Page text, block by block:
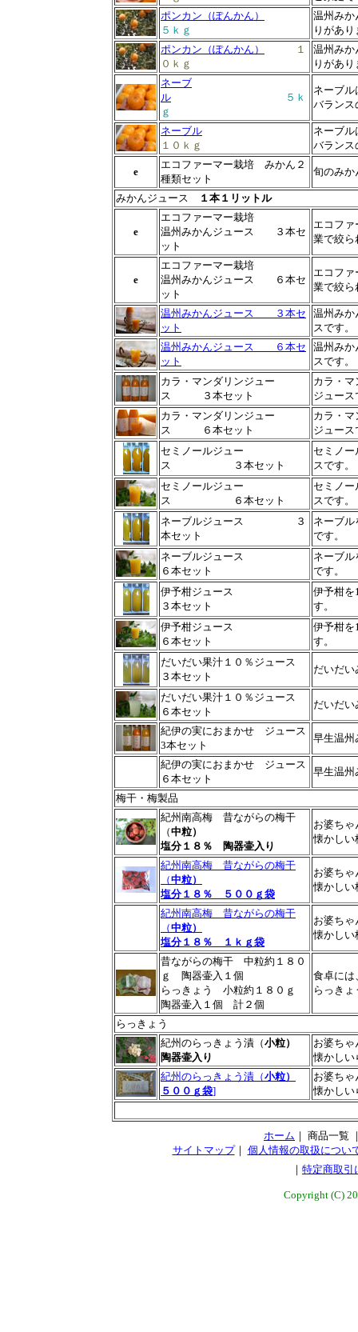
ポンカン（ぽんかん）
５ｋｇ
温州みか
りがあり
ポンカン（ぽんかん）
１
０ｋｇ
温州みか
りがあり
ネーブ
ル
５ｋ
ｇ
ネーブ
バランス
ネーブル
１０ｋｇ
ネーブ
バランス
e
エコファーマー栽培 みかん２
種類セット
旬のみ
みかんジュース １本１リットル
e
エコファーマー栽培
温州みかんジュース ３本セ
ット
エコフ
業で絞ら
e
エコファーマー栽培
温州みかんジュース ６本セ
ット
エコフ
業で絞ら
温州みかんジュース ３本セ
ット
温州みか
スです。
温州みかんジュース ６本セ
ット
温州みか
スです。
カラ・マンダリンジュー
ス ３本セット
カラ・
ジュース
カラ・マンダリンジュー
ス ６本セット
カラ・
ジュース
セミノールジュー
ス ３本セット
セミノ
スです。
セミノールジュー
ス ６本セット
セミノ
スです。
ネーブルジュース
３
本セット
ネーブ
です。
ネーブルジュース
６本セット
ネーブ
です。
伊予柑ジュース
３本セット
伊予柑を
す。
伊予柑ジュース
６本セット
伊予柑を
す。
だいだい果汁１０％ジュース
３本セット
だいだ
だいだい果汁１０％ジュース
６本セット
だいだ
紀伊の実におまかせ ジュース
3本セット
早生温州
紀伊の実におまかせ ジュース
６本セット
早生温州
梅干 ・梅製品
紀州南高梅 昔ながらの梅干
（中粒）
塩分１８％ 陶器壷入り
お婆ち
懐かしい
紀州南高梅 昔ながらの梅干
（中粒）
塩分１８％ ５００ｇ袋
お婆ち
懐かしい
紀州南高梅 昔ながらの梅干
（中粒）
塩分１８％ １ｋｇ袋
お婆ち
懐かしい
昔ながらの梅干 中粒約１８０
ｇ 陶器壷入１個
らっきょう 小粒約１８０ｇ
陶器壷入１個 計２個
食卓には
らっき
らっきょう
紀州のらっきょう漬（小粒）
陶器壷入り
お婆ち
懐かしい
紀州のらっきょう漬（小粒）
５００ｇ袋]
お婆ち
懐かしい
ホーム ｜ 商品一覧
サイトマップ｜ 個人情報の取扱につい
｜ 特定商取引
Copyright (C)